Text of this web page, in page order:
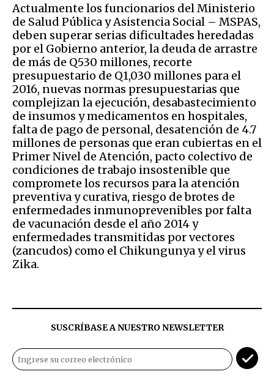
Actualmente los funcionarios del Ministerio
de Salud Pública y Asistencia Social – MSPAS,
deben superar serias dificultades heredadas
por el Gobierno anterior, la deuda de arrastre
de más de Q530 millones, recorte
presupuestario de Q1,030 millones para el
2016, nuevas normas presupuestarias que
complejizan la ejecución, desabastecimiento
de insumos y medicamentos en hospitales,
falta de pago de personal, desatención de 4.7
millones de personas que eran cubiertas en el
Primer Nivel de Atención, pacto colectivo de
condiciones de trabajo insostenible que
compromete los recursos para la atención
preventiva y curativa, riesgo de brotes de
enfermedades inmunoprevenibles por falta
de vacunación desde el año 2014 y
enfermedades transmitidas por vectores
(zancudos) como el Chikungunya y el virus
Zika.
SUSCRÍBASE A NUESTRO NEWSLETTER